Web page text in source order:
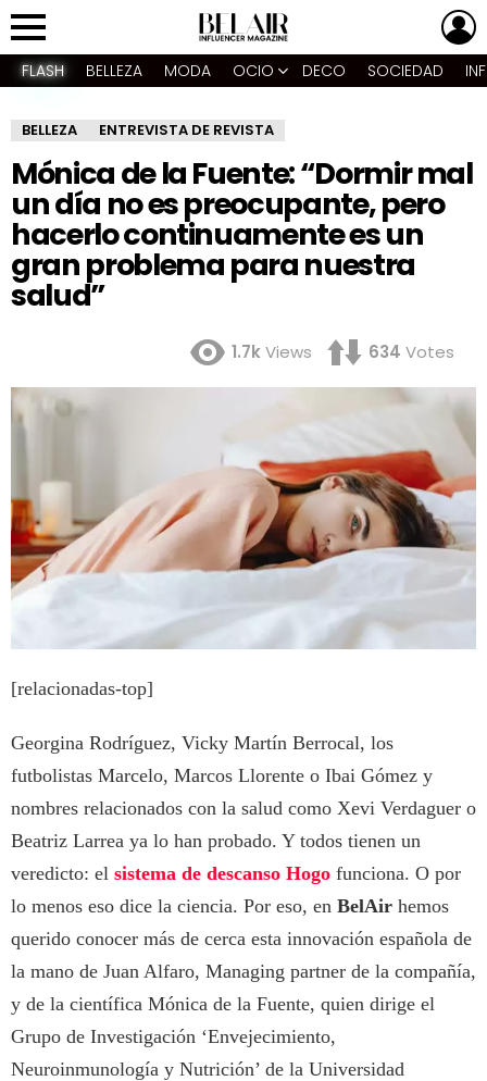
Menu
FLASH BELLEZA MODA OCIO DECO SOCIEDAD
BELLEZA ENTREVISTA DE REVISTA
Mónica de la Fuente: “Dormir mal
un día no es preocupante, pero
hacerlo continuamente es un
gran problema para nuestra
salud”
1.7kViews 634 Votes
[relacionadas-top]
Georgina Rodríguez, Vicky Martín Berrocal, los
futbolistas Marcelo, Marcos Llorente o Ibai Gómez y
nombres relacionados con la salud como Xevi Verdaguer o
Beatriz Larrea ya lo han probado. Y todos tienen un
veredicto: el sistema de descanso Hogo funciona. O por
lo menos eso dice la ciencia. Por eso, en BelAir hemos
querido conocer más de cerca esta innovación española de
la mano de Juan Alfaro, Managing partner de la compañía,
y de la científica Mónica de la Fuente, quien dirige el
Grupo de Investigación ‘Envejecimiento,
Neuroinmunología y Nutrición’ de la Universidad